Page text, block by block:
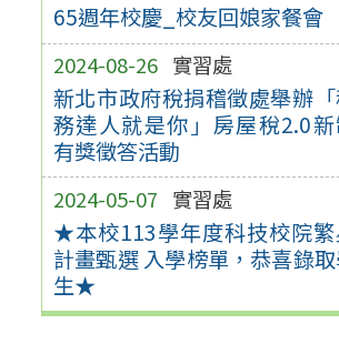
65週年校慶_校友回娘家餐會
2024-08-26 實習處
新北市政府稅捐稽徵處舉辦
務達人就是你」房屋稅2.0新
有獎徵答活動
2024-05-07 實習處
★本校113學年度科技校院繁
計畫甄選 入學榜單，恭喜錄
生★